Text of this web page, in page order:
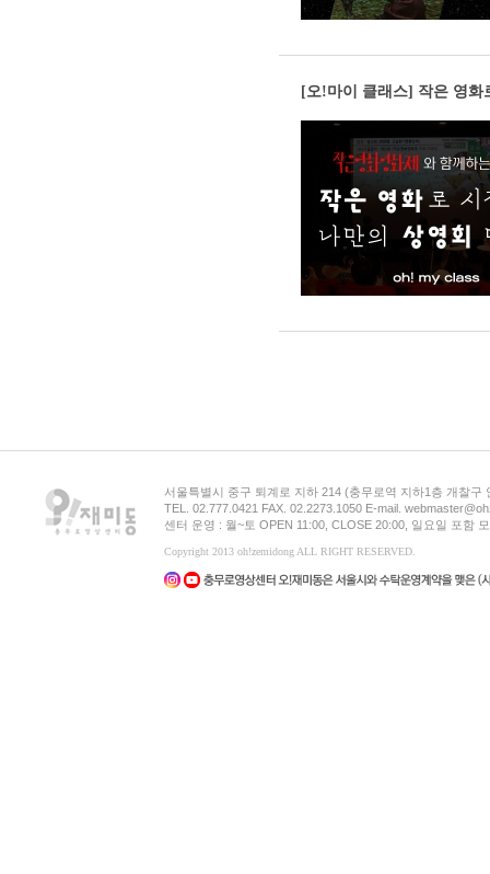
[오!마이 클래스] 작은 영화
서울특별시 중구 퇴계로 지하 214 (충무로역 지하1층 개찰구
TEL. 02.777.0421 FAX. 02.2273.1050 E-mail.
센터 운영 : 월~토 OPEN 11:00, CLOSE 20:00, 일요일 포함
Copyright 2013 oh!zemidong ALL RIGHT RESERVED.